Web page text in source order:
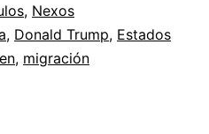
, Nexos
, Donald Trump, Estados
, migración